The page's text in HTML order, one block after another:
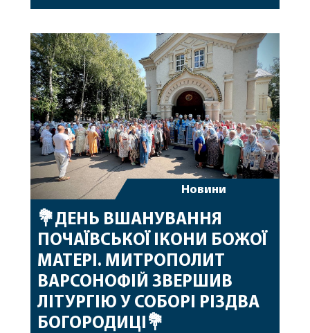
побажавши йому міцного здоров’я, Божої
допомоги, миру, духовної радості та
благословенних успіхів у подальшому
архіпастирському служінні. […]
Новини
💐ДЕНЬ ВШАНУВАННЯ
ПОЧАЇВСЬКОЇ ІКОНИ БОЖОЇ
МАТЕРІ. МИТРОПОЛИТ
ВАРСОНОФІЙ ЗВЕРШИВ
ЛІТУРГІЮ У СОБОРІ РІЗДВА
БОГОРОДИЦІ💐